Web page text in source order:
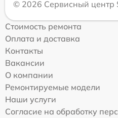
© 2026 Сервисный центр
Стоимость ремонта
Оплата и доставка
Контакты
Вакансии
О компании
Ремонтируемые модели
Наши услуги
Согласие на обработку